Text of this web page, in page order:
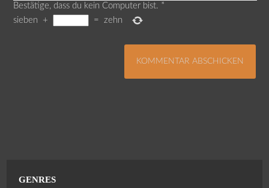
Bestätige, dass du kein Computer bist. *
sieben
+ = zehn
GENRES